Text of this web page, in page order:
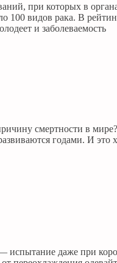
при которых в
видов рака. В
и заболеваемость
смертности в
годами. И
даже при